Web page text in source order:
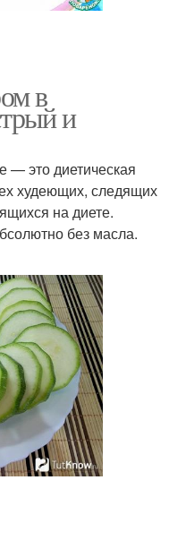
в
и
— это диетическая
худеющих, следящих
на диете.
без масла.